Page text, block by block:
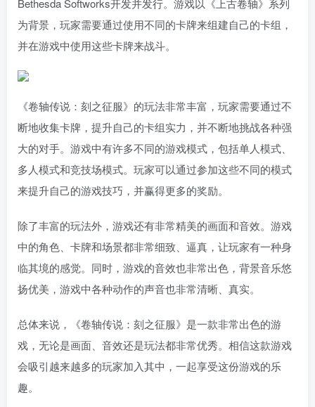
Bethesda Softworks开发并发行。游戏以《上古卷轴》系列
为背景，玩家需要通过使用不同的卡牌来组建自己的卡组，
并在游戏中使用这些卡牌来战斗。
《卷轴传说：刻之征服》的玩法非常丰富，玩家需要通过不
断地收集卡牌，提升自己的卡组实力，并不断地挑战各种强
大的对手。游戏中有许多不同的游戏模式，包括单人模式、
多人模式和竞技场模式。玩家可以通过参加这些不同的模式
来提升自己的游戏技巧，并赢得更多的奖励。
除了丰富的玩法外，游戏还有非常精美的画面和音效。游戏
中的角色、卡牌和场景都非常细致、逼真，让玩家有一种身
临其境的感觉。同时，游戏的音效也非常出色，背景音乐悠
扬优美，游戏中各种动作的声音也非常清晰、真实。
总体来说，《卷轴传说：刻之征服》是一款非常出色的游
戏，无论是画面、音效还是玩法都非常优秀。相信这款游戏
会吸引越来越多的玩家加入其中，一起享受这份游戏的乐
趣。